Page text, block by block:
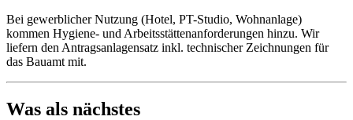
Bei gewerblicher Nutzung (Hotel, PT-Studio, Wohnanlage)
kommen Hygiene- und Arbeitsstättenanforderungen hinzu. Wir
liefern den Antragsanlagensatz inkl. technischer Zeichnungen für
das Bauamt mit.
Was als nächstes